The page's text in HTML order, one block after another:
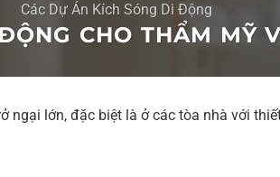
Các Dự Án Kích Sóng Di Động
CHO THẨM MỸ
lớn, đặc biệt là ở các tòa nhà với